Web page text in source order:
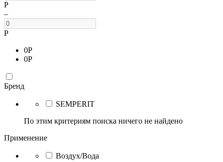
Р
–
Р
0Р
0Р
Бренд
SEMPERIT
По этим критериям поиска ничего не найдено
Применение
Воздух/Вода